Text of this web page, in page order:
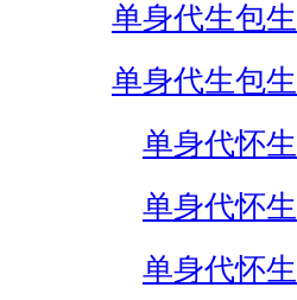
单身代生包
单身代生包
单身代怀
单身代怀
单身代怀